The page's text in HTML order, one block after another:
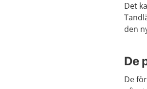
Det
den
De
De